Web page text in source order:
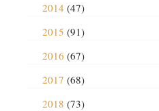
2014 (47)
2015 (91)
2016 (67)
2017 (68)
2018 (73)